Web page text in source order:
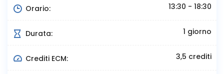
Orario: 13:30 - 18:30
Durata: 1 giorno
Crediti ECM: 3,5 crediti